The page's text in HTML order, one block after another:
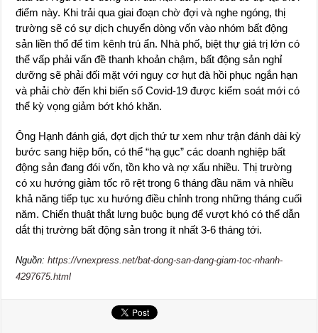
điểm này. Khi trải qua giai đoạn chờ đợi và nghe ngóng, thị
trường sẽ có sự dịch chuyển dòng vốn vào nhóm bất động
sản liền thổ để tìm kênh trú ẩn. Nhà phố, biệt thự giá trị lớn có
thể vấp phải vấn đề thanh khoản chậm, bất động sản nghỉ
dưỡng sẽ phải đối mặt với nguy cơ hụt đà hồi phục ngắn hạn
và phải chờ đến khi biến số Covid-19 được kiểm soát mới có
thể kỳ vọng giảm bớt khó khăn.
Ông Hạnh đánh giá, đợt dịch thứ tư xem như trận đánh dài kỳ
bước sang hiệp bốn, có thể “hạ gục” các doanh nghiệp bất
động sản đang đói vốn, tồn kho và nợ xấu nhiều. Thị trường
có xu hướng giảm tốc rõ rệt trong 6 tháng đầu năm và nhiều
khả năng tiếp tục xu hướng điều chỉnh trong những tháng cuối
năm. Chiến thuật thắt lưng buộc bụng để vượt khó có thể dẫn
dắt thị trường bất động sản trong ít nhất 3-6 tháng tới.
Nguồn:https://vnexpress.net/bat-dong-san-dang-giam-toc-nhanh-
4297675.html